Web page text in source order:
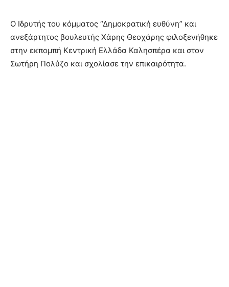
Ο Ιδρυτής του κόμματος “Δημοκρατική ευθύνη” και
ανεξάρτητος βουλευτής Χάρης Θεοχάρης φιλοξενήθηκε
στην εκπομπή Κεντρική Ελλάδα Καλησπέρα και στον
Σωτήρη Πολύζο και σχολίασε την επικαιρότητα.